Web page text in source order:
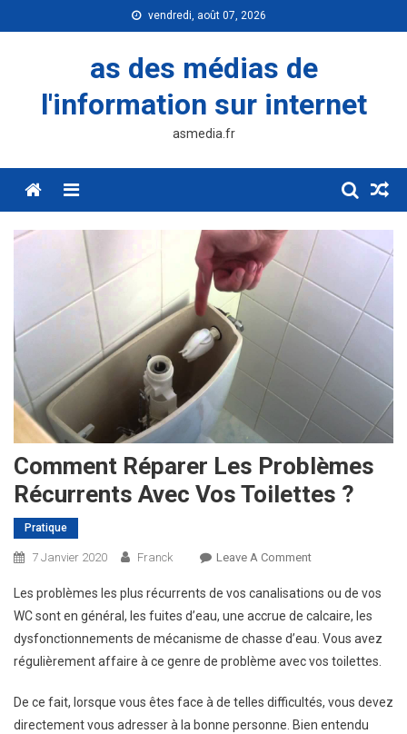
to
vendredi, août 07, 2026
as des médias de
l'information sur internet
asmedia.fr
Menu
Comment Réparer Les Problèmes
Récurrents Avec Vos Toilettes ?
Pratique
7 Janvier 2020 Franck Leave A CommentOn
Réparer
Les
Problèmes
Récurrents
Vos
Toilettes
Les problèmes les plus récurrents de vos canalisations ou de vos
WC sont en général, les fuites d’eau, une accrue de calcaire, les
dysfonctionnements de mécanisme de chasse d’eau. Vous avez
régulièrement affaire à ce genre de problème avec vos toilettes.
De ce fait, lorsque vous êtes face à de telles difficultés, vous devez
directement vous adresser à la bonne personne. Bien entendu